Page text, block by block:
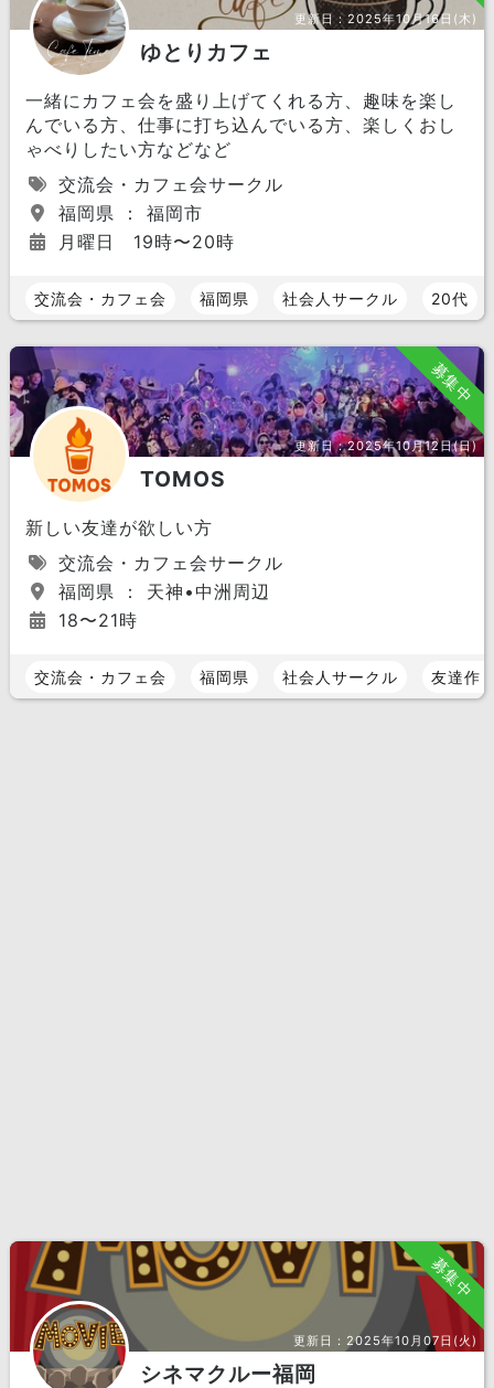
更新日：2025年10月16日(木)
ゆとりカフェ
一緒にカフェ会を盛り上げてくれる方、趣味を楽し
んでいる方、仕事に打ち込んでいる方、楽しくおし
ゃべりしたい方などなど
交流会・カフェ会サークル
福岡県 ： 福岡市
月曜日 19時〜20時
交流会・カフェ会 福岡県 社会人サークル 20代
募集中
更新日：2025年10月12日(日)
TOMOS
新しい友達が欲しい方
交流会・カフェ会サークル
福岡県 ： 天神•中洲周辺
18〜21時
交流会・カフェ会 福岡県 社会人サークル 友達作
募集中
更新日： 2025年10月07日(火)
シネマクルー福岡